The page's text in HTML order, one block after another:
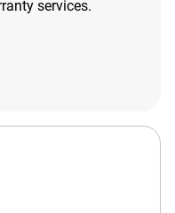
services.